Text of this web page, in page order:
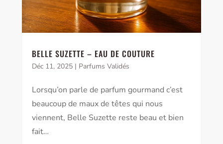
BELLE SUZETTE – EAU DE COUTURE
Déc 11, 2025| Parfums Validés
Lorsqu’on parle de parfum gourmand c’est
beaucoup de maux de têtes qui nous
viennent, Belle Suzette reste beau et bien
fait…